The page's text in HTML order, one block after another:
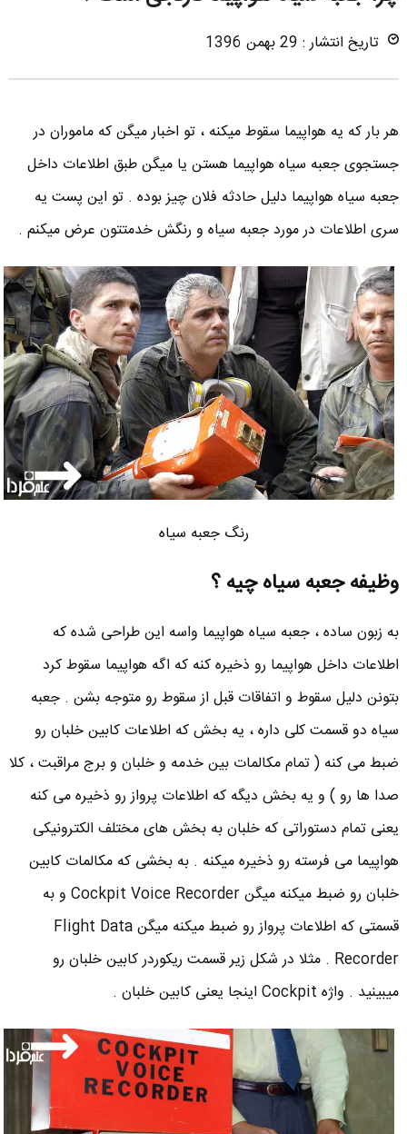
تاریخ انتشار : 29 بهمن 1396
هر بار که یه هواپیما سقوط میکنه ، تو اخبار میگن که ماموران در
جستجوی جعبه سیاه هواپیما هستن یا میگن طبق اطلاعات داخل
جعبه سیاه هواپیما دلیل حادثه فلان چیز بوده . تو این پست یه
سری اطلاعات در مورد جعبه سیاه و رنگش خدمتتون عرض میکنم .
رنگ جعبه سیاه
وظیفه جعبه سیاه چیه ؟
به زبون ساده ، جعبه سیاه هواپیما واسه این طراحی شده که
اطلاعات داخل هواپیما رو ذخیره کنه که اگه هواپیما سقوط کرد
بتونن دلیل سقوط و اتفاقات قبل از سقوط رو متوجه بشن . جعبه
سیاه دو قسمت کلی داره ، یه بخش که اطلاعات کابین خلبان رو
ضبط می کنه ( تمام مکالمات بین خدمه و خلبان و برج مراقبت ، کلا
صدا ها رو ) و یه بخش دیگه که اطلاعات پرواز رو ذخیره می کنه
یعنی تمام دستوراتی که خلبان به بخش های مختلف الکترونیکی
هواپیما می فرسته رو ذخیره میکنه . به بخشی که مکالمات کابین
خلبان رو ضبط میکنه میگن Cockpit Voice Recorder و به
قسمتی که اطلاعات پرواز رو ضبط میکنه میگن Flight Data
Recorder . مثلا در شکل زیر قسمت ریکوردر کابین خلبان رو
میبینید . واژه Cockpit اینجا یعنی کابین خلبان .